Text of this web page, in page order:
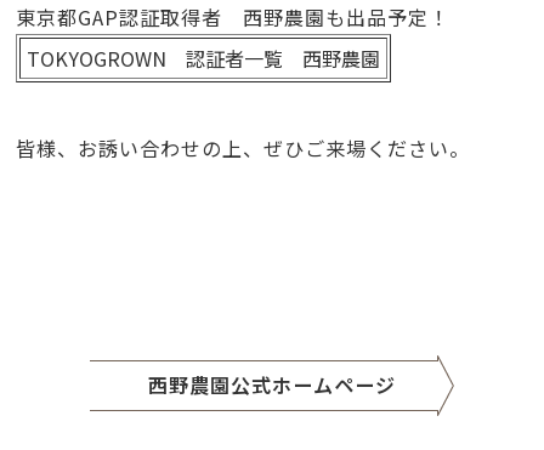
東京都GAP認証取得者 西野農園も出品予定！
TOKYOGROWN 認証者一覧 西野農園
皆様、お誘い合わせの上、ぜひご来場ください。
西野農園公式ホームページ